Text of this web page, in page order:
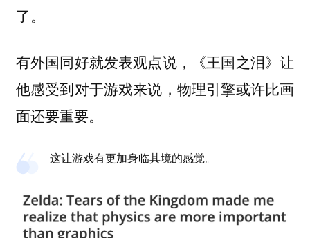
了。
有外国同好就发表观点说，《王国之泪》让
他感受到对于游戏来说，物理引擎或许比画
面还要重要。
这让游戏有更加身临其境的感觉。